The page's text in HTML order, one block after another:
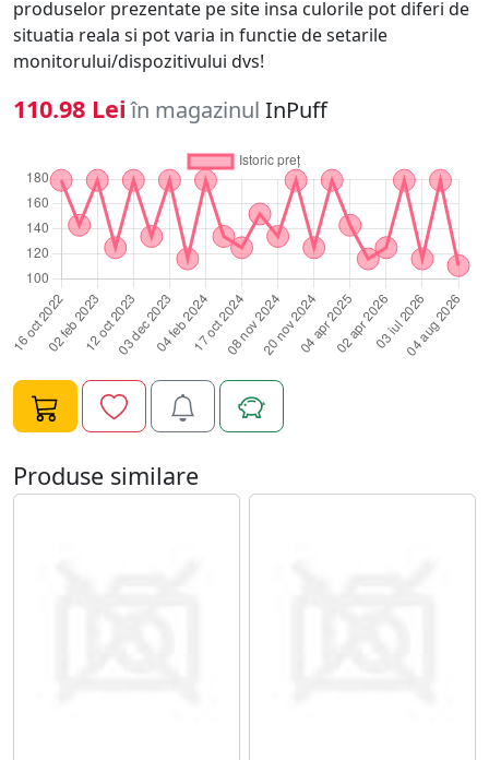
produselor prezentate pe site insa culorile pot diferi de
situatia reala si pot varia in functie de setarile
monitorului/dispozitivului dvs!
110.98 Lei în magazinul InPuff
Produse similare